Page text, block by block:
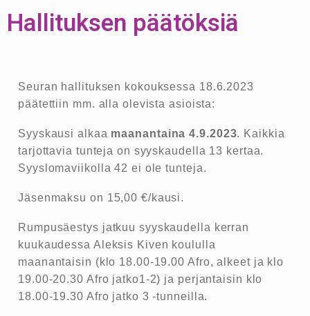
Hallituksen päätöksiä
Seuran hallituksen kokouksessa 18.6.2023
päätettiin mm. alla olevista asioista:
Syyskausi alkaa maanantaina 4.9.2023. Kaikkia
tarjottavia tunteja on syyskaudella 13 kertaa.
Syyslomaviikolla 42 ei ole tunteja.
Jäsenmaksu on 15,00 €/kausi.
Rumpusäestys jatkuu syyskaudella kerran
kuukaudessa Aleksis Kiven koululla
maanantaisin (klo 18.00-19.00 Afro, alkeet ja klo
19.00-20.30 Afro jatko1-2) ja perjantaisin klo
18.00-19.30 Afro jatko 3 -tunneilla.